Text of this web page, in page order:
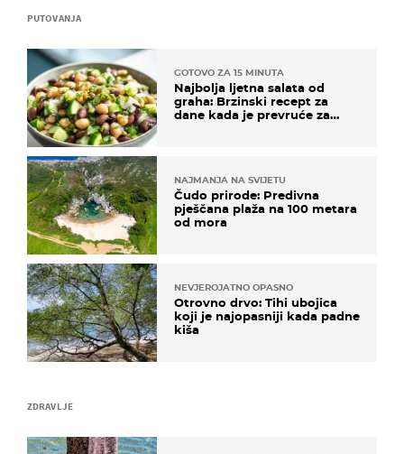
ZDRAVLJE
PUTOVANJA
GOTOVO ZA 15 MINUTA
Najbolja ljetna salata od
graha: Brzinski recept za
dane kada je prevruće za
NAJMANJA NA SVIJETU
Čudo prirode: Predivna
pješčana plaža na 100 metara
od mora
NEVJEROJATNO OPASNO
Otrovno drvo: Tihi ubojica
koji je najopasniji kada padne
kiša